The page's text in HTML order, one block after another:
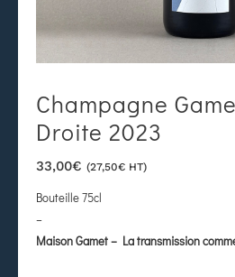
Champagne
Droite 2023
33,00€ (27,50€ HT)
Bouteille 75cl
–
Maison Gamet – La transmission